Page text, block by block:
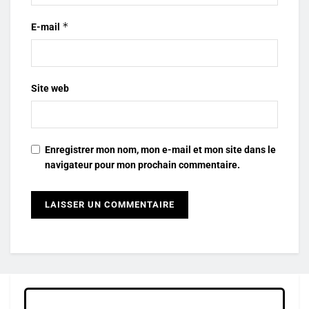
E-mail *
Site web
Enregistrer mon nom, mon e-mail et mon site dans le
navigateur pour mon prochain commentaire.